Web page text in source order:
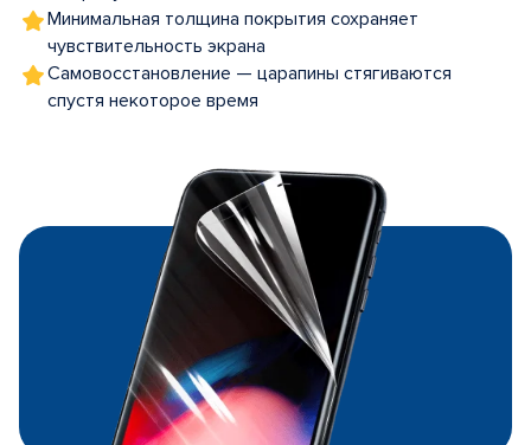
Минимальная толщина покрытия сохраняет
чувствительность экрана
Самовосстановление — царапины стягиваются
спустя некоторое время